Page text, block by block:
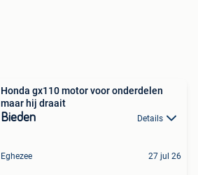
Honda gx110 motor voor onderdelen
maar hij draait
Bieden Details
Eghezee 27 jul 26